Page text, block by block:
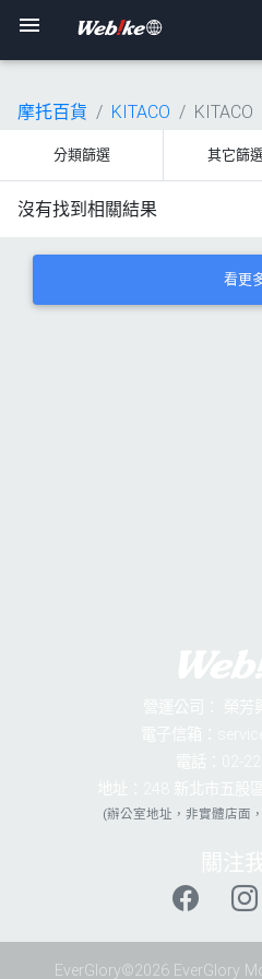
摩托百貨
KITACO KITACO
分類篩選 其它篩
沒有找到相關結果
看更
(辦公室地址，非實體店面
EverGlory©2026 EverGlory